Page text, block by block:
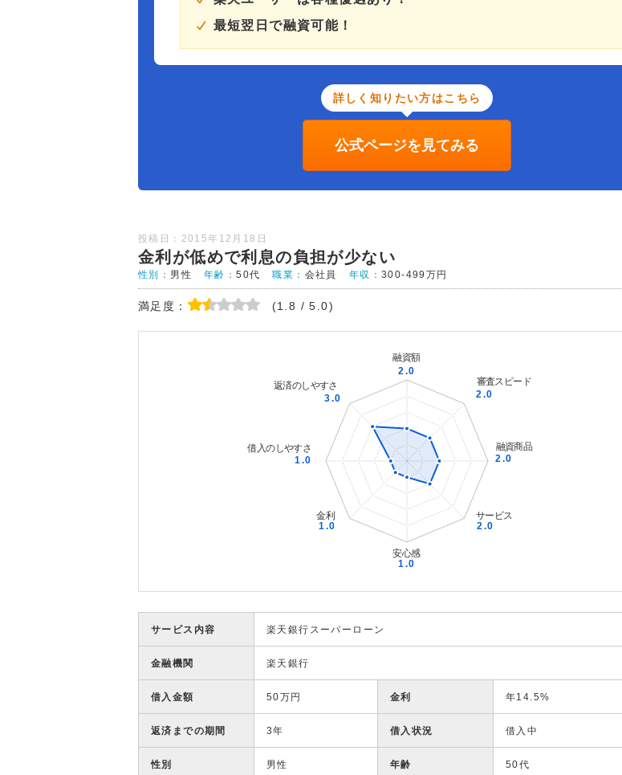
最短翌日で融資可能！
詳しく知りたい方はこちら
公式ページを見てみる
投稿日：2015年12月18日
金利が低めで利息の負担が少ない
性別： 男性 年齢：50代 職業： 会社員 年収：300-499万円
満足度： (1.8 / 5.0)
サービス内容 楽天銀行スーパーローン
金融機関 楽天銀行
借入金額 50万円 金利 年14.5%
返済までの期間 3年 借入状況 借入中
性別 男性 年齢 50代